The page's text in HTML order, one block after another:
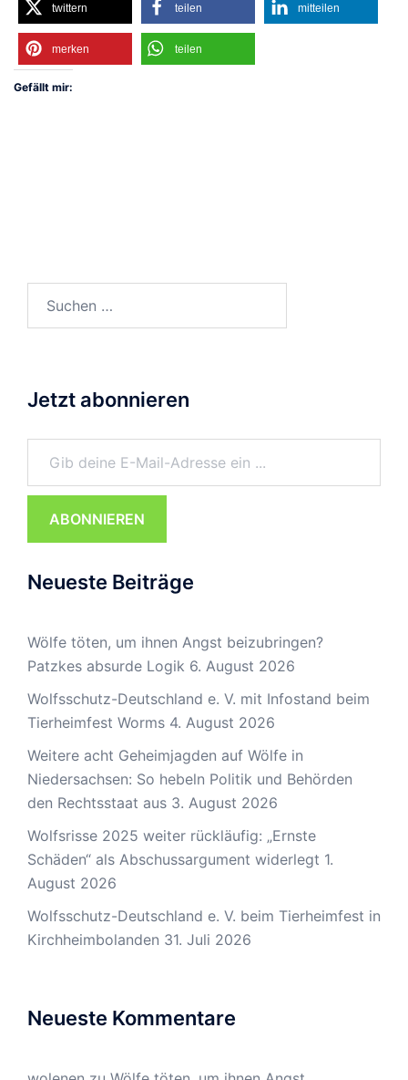
twittern teilen mitteilen
merken teilen
Gefällt mir:
Jetzt abonnieren
Gib deine E-Mail-Adresse ein ...
ABONNIEREN
Neueste Beiträge
Wölfe töten, um ihnen Angst beizubringen?
Patzkes absurde Logik 6. August 2026
Wolfsschutz-Deutschland e. V. mit Infostand beim
Tierheimfest Worms 4. August 2026
Weitere acht Geheimjagden auf Wölfe in
Niedersachsen: So hebeln Politik und Behörden
den Rechtsstaat aus 3. August 2026
Wolfsrisse 2025 weiter rückläufig: „Ernste
Schäden“ als Abschussargument widerlegt 1.
August 2026
Wolfsschutz-Deutschland e. V. beim Tierheimfest in
Kirchheimbolanden 31. Juli 2026
Neueste Kommentare